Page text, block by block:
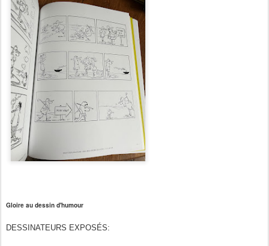
Gloire au dessin d'humour
DESSINATEURS EXPOSÉS: